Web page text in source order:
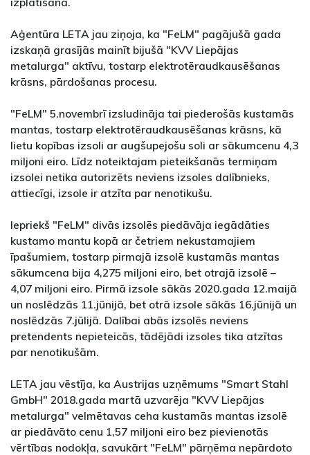
Aģentūra LETA jau ziņoja, ka "FeLM" pagājušā gada
izskaņā grasījās mainīt bijušā "KVV Liepājas
metalurga" aktīvu, tostarp elektrotēraudkausēšanas
krāsns, pārdošanas procesu.
"FeLM" 5.novembrī izsludināja tai piederošās kustamās
mantas, tostarp elektrotēraudkausēšanas krāsns, kā
lietu kopības izsoli ar augšupejošu soli ar sākumcenu 4,3
miljoni eiro. Līdz noteiktajam pieteikšanās termiņam
izsolei netika autorizēts neviens izsoles dalībnieks,
attiecīgi, izsole ir atzīta par nenotikušu.
Iepriekš "FeLM" divās izsolēs piedāvāja iegādāties
kustamo mantu kopā ar četriem nekustamajiem
īpašumiem, tostarp pirmajā izsolē kustamās mantas
sākumcena bija 4,275 miljoni eiro, bet otrajā izsolē –
4,07 miljoni eiro. Pirmā izsole sākās 2020.gada 12.maijā
un noslēdzās 11.jūnijā, bet otrā izsole sākās 16.jūnijā un
noslēdzās 7.jūlijā. Dalībai abās izsolēs neviens
pretendents nepieteicās, tādējādi izsoles tika atzītas
par nenotikušām.
LETA jau vēstīja, ka Austrijas uzņēmums "Smart Stahl
GmbH" 2018.gada martā uzvarēja "KVV Liepājas
metalurga" velmētavas ceha kustamās mantas izsolē
ar piedāvāto cenu 1,57 miljoni eiro bez pievienotās
vērtības nodokļa, savukārt "FeLM" pārņēma nepārdoto